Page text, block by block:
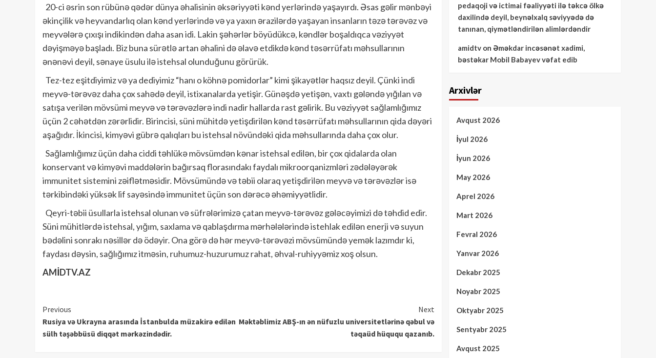
20-ci əsrin son rübünə qədər dünya əhalisinin əksəriyyəti kənd yerlərində yaşayırdı. Əsas gəlir mənbəyi
əkinçilik və heyvandarlıq olan kənd yerlərində və ya yaxın ərazilərdə yaşayan insanların təzə tərəvəz və
meyvələrə çıxışı indikindən daha asan idi. Lakin şəhərlər böyüdükcə, kəndlər boşaldıqca vəziyyət
dəyişməyə başladı. Biz buna sürətlə artan əhalini də əlavə etdikdə kənd təsərrüfatı məhsullarının
ənənəvi deyil, sənaye üsulu ilə istehsal olunduğunu görürük.
Tez-tez eşitdiyimiz və ya dediyimiz “hanı o köhnə pomidorlar” kimi şikayətlər haqsız deyil. Çünki indi
meyvə-tərəvəz daha çox sahədə deyil, istixanalarda yetişir. Günəşdə yetişən, vaxtı gələndə yığılan və
satışa verilən mövsümi meyvə və tərəvəzlərə indi nadir hallarda rast gəlirik. Bu vəziyyət sağlamlığımız
üçün 2 cəhətdən zərərlidir. Birincisi, süni mühitdə yetişdirilən kənd təsərrüfatı məhsullarının qida dəyəri
aşağıdır. İkincisi, kimyəvi gübrə qalıqları bu istehsal növündəki qida məhsullarında daha çox olur.
Sağlamlığımız üçün daha ciddi təhlükə mövsümdən kənar istehsal edilən, bir çox qidalarda olan
konservant və kimyəvi maddələrin bağırsaq florasındakı faydalı mikroorqanizmləri zədələyərək
immunitet sistemini zəiflətməsidir. Mövsümündə və təbii olaraq yetişdirilən meyvə və tərəvəzlər isə
tərkibindəki yüksək lif sayəsində immunitet üçün son dərəcə əhəmiyyətlidir.
Qeyri-təbii üsullarla istehsal olunan və süfrələrimizə çatan meyvə-tərəvəz gələcəyimizi də təhdid edir.
Süni mühitlərdə istehsal, yığım, saxlama və qablaşdırma mərhələlərində istehlak edilən enerji və suyun
bədəlini sonrakı nəsillər də ödəyir. Ona görə də hər meyvə-tərəvəzi mövsümündə yemək lazımdır ki,
faydası dəysin, sağlığımız itməsin, ruhumuz-huzurumuz rahat, əhval-ruhiyyəmiz xoş olsun.
AMİDTV.AZ
Continue
Reading
Previous
Rusiya və Ukrayna arasında İstanbulda müzakirə edilən
sülh təşəbbüsü diqqət mərkəzindədir.
Next
Məktəblimiz ABŞ-ın ən nüfuzlu universitetlərinə qəbul və
təqaüd hüququ qazanıb.
pedaqoji və ictimai fəaliyyəti ilə təkcə ölkə
daxilində deyil, beynəlxalq səviyyədə də
tanınan, qiymətləndirilən alimlərdəndir
amidtvon Əməkdar incəsənət xadimi,
bəstəkar Mobil Babayev vəfat edib
Arxivlər
Avqust 2026
İyul 2026
İyun 2026
May 2026
Aprel 2026
Mart 2026
Fevral 2026
Yanvar 2026
Dekabr 2025
Noyabr 2025
Oktyabr 2025
Sentyabr 2025
Avqust 2025